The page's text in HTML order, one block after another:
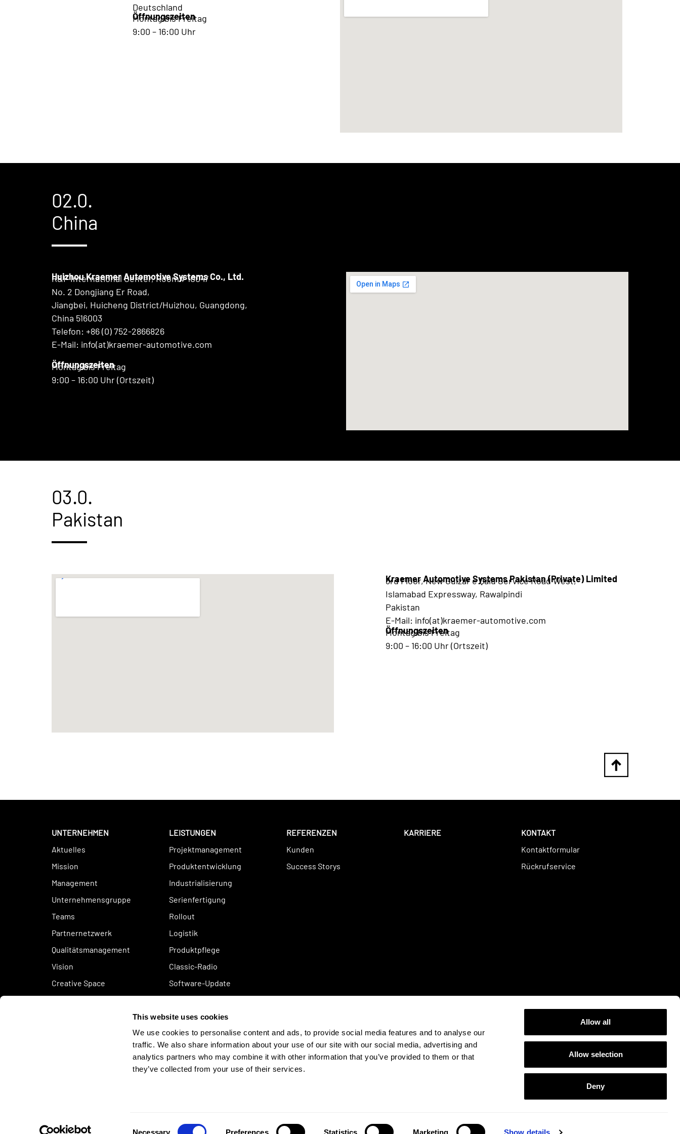
This website uses cookies
We use cookies to personalise content and ads, to provide social media features and to analyse our
traffic. We also share information about your use of our site with our social media, advertising and
analytics partners who may combine it with other information that you’ve provided to them or that
they’ve collected from your use of their services.
Necessary Preferences Statistics Marketing Show details
Allow all
Allow selection
Deny
Deutschland
Öffnungszeiten
Montag bis Freitag
9:00 – 16:00 Uhr
02.0.
China
Huizhou Kraemer Automotive Systems Co., Ltd.
R&F International Center, Room# 1004/
No. 2 Dongjiang Er Road,
Jiangbei, Huicheng District/Huizhou, Guangdong,
China 516003
Telefon: +86 (0) 752-2866826
E-Mail: info(at)kraemer-automotive.com
Öffnungszeiten
Montag bis Freitag
9:00 – 16:00 Uhr (Ortszeit)
03.0.
Pakistan
Kraemer Automotive Systems Pakistan (Private) Limited
3rd Floor, New Gulzar e Qaid Service Road West,
Islamabad Expressway, Rawalpindi
Pakistan
E-Mail: info(at)kraemer-automotive.com
Öffnungszeiten
Montag bis Freitag
9:00 – 16:00 Uhr (Ortszeit)
UNTERNEHMEN
Aktuelles
Mission
Management
Unternehmensgruppe
Teams
Partnernetzwerk
Qualitätsmanagement
Vision
Creative Space
LEISTUNGEN
Projektmanagement
Produktentwicklung
Industrialisierung
Serienfertigung
Rollout
Logistik
Produktpflege
Classic-Radio
Software-Update
REFERENZEN
Kunden
Success Storys
KARRIERE
KONTAKT
Kontaktformular
Rückrufservice
Get in touch
© 2026 Krämer Automotive Systems Datenschutzerklärung